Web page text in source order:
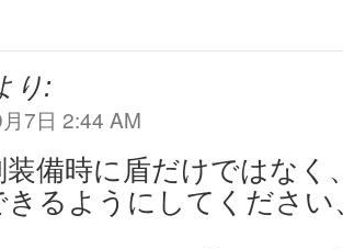
り:
7日 2:44 AM
装備時に盾だけではなく
きるようにしてくださ